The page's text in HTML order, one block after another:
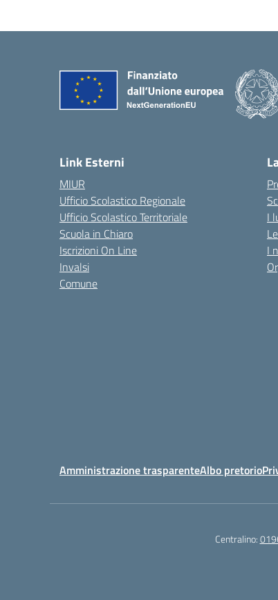
Link Esterni
MIUR
Ufficio Scolastico Regionale
Ufficio Scolastico Territoriale
Scuola in Chiaro
Iscrizioni On Line
Invalsi
Comune
I
I
Amministrazione trasparenteAlbo pretorio
Centralino: